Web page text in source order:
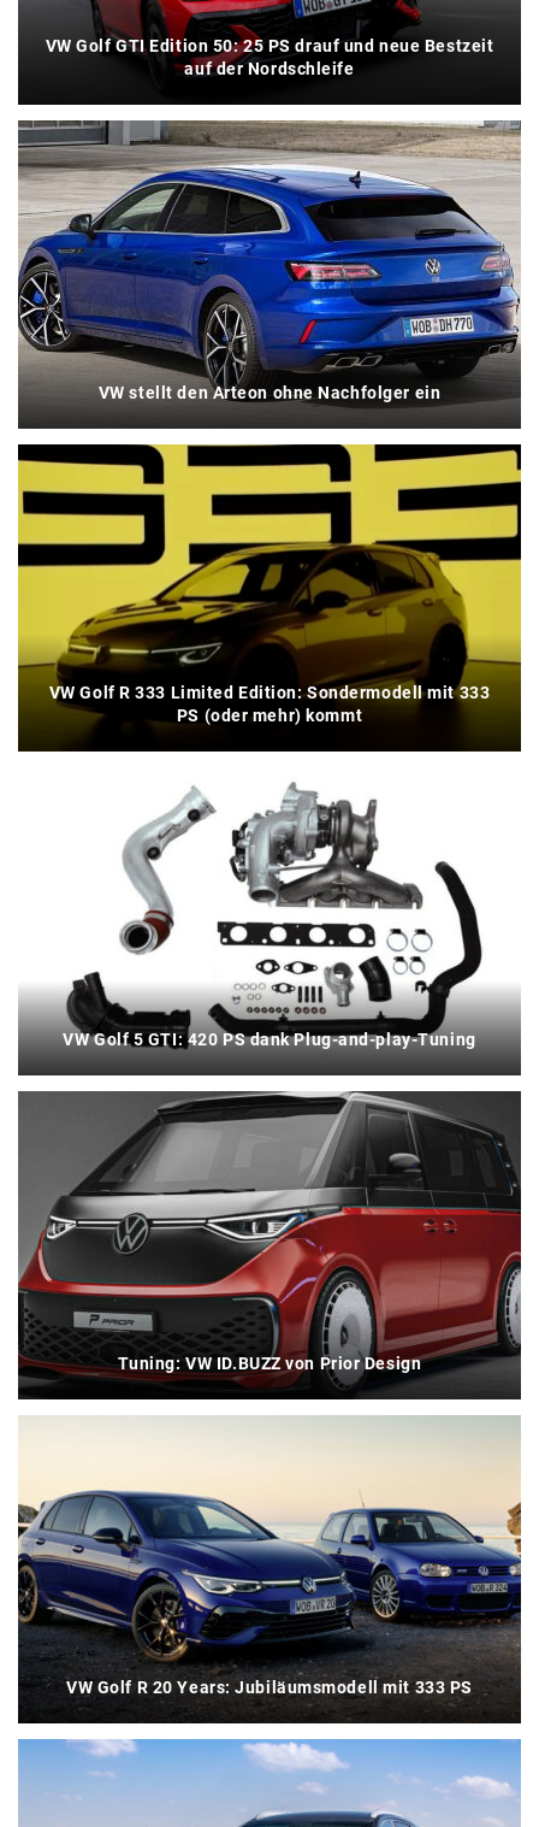
VW Golf GTI Edition 50: 25 PS drauf und neue Bestzeit
auf der Nordschleife
VW stellt den Arteon ohne Nachfolger ein
VW Golf R 333 Limited Edition: Sondermodell mit 333
PS (oder mehr) kommt
VW Golf 5 GTI: 420 PS dank Plug-and-play-Tuning
Tuning: VW ID.BUZZ von Prior Design
VW Golf R 20 Years: Jubiläumsmodell mit 333 PS